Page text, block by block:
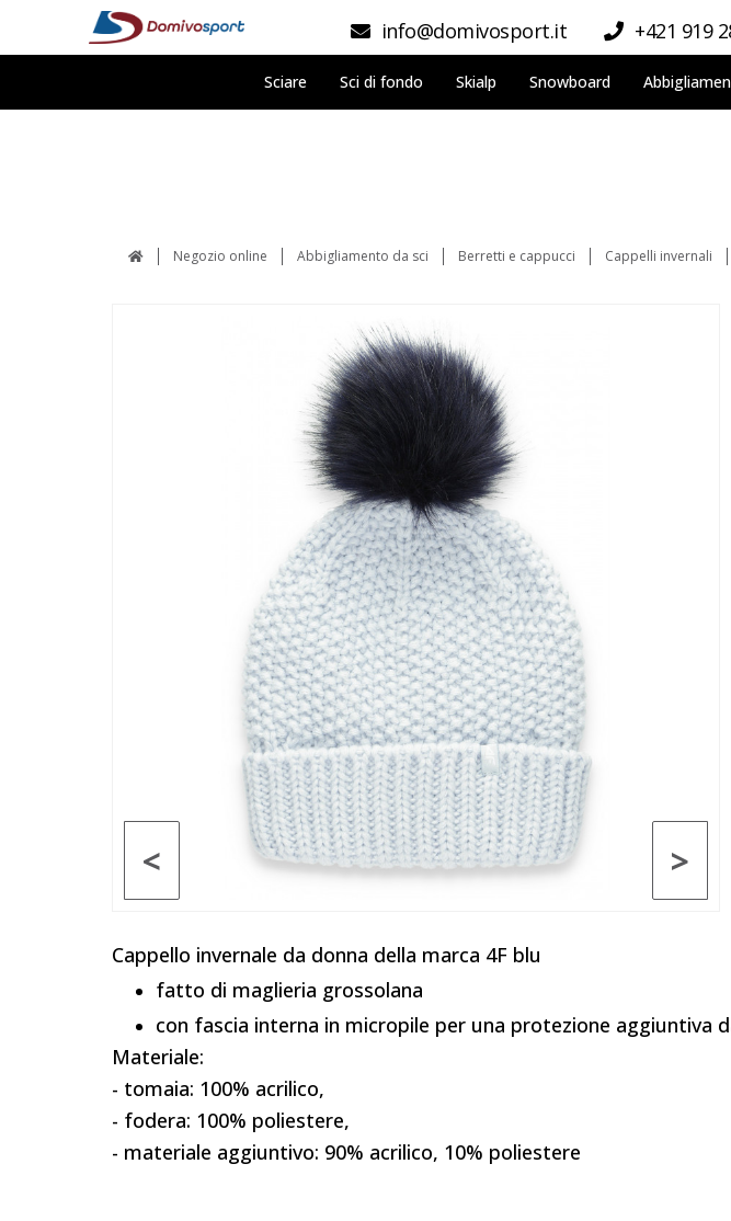
info@domivosport.it +421 919
Sciare Sci di fondo Skialp Snowboard
Negozio online Abbigliamento da sci Berretti e cappucci Cappelli invernali
>
<
Cappello invernale da donna della marca 4F blu
fatto di maglieria grossolana
con fascia interna in micropile per una protezione aggiuntiva
Materiale:
- tomaia: 100% acrilico,
- fodera: 100% poliestere,
- materiale aggiuntivo: 90% acrilico, 10% poliestere